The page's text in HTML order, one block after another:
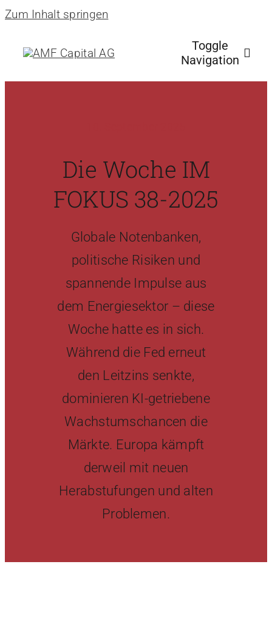
Zum Inhalt springen
Toggle
Navigation
Philosophie
Newsletter
Die Woche IM
FOKUS 38-2025
Globale Notenbanken,
politische Risiken und
spannende Impulse aus
dem Energiesektor – diese
Woche hatte es in sich.
Während die Fed erneut
den Leitzins senkte,
dominieren KI-getriebene
Wachstumschancen die
Märkte. Europa kämpft
derweil mit neuen
Herabstufungen und alten
Problemen.